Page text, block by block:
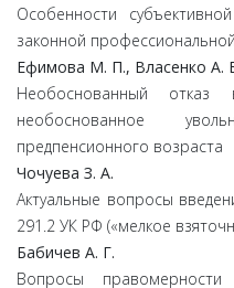
Особенности
законной
Ефимова М. П., Власенко А.
Необоснованный
необоснованное
предпенсионного возраста
Чочуева З. А.
Актуальные вопросы
291.2 УК РФ («мелкое
Бабичев А. Г.
Вопросы